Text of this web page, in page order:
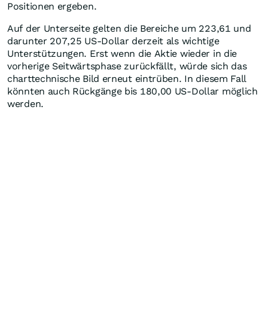
Positionen ergeben.
Auf der Unterseite gelten die Bereiche um 223,61 und
darunter 207,25 US-Dollar derzeit als wichtige
Unterstützungen. Erst wenn die Aktie wieder in die
vorherige Seitwärtsphase zurückfällt, würde sich das
charttechnische Bild erneut eintrüben. In diesem Fall
könnten auch Rückgänge bis 180,00 US-Dollar möglich
werden.